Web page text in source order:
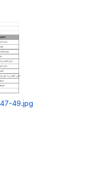
49.jpg